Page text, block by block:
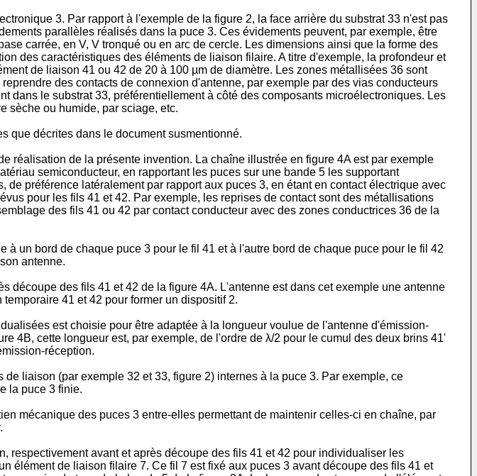
3. Par rapport à l'exemple de la figure 2, la face arrière du substrat 33 n'est pas
parallèles réalisés dans la puce 3. Ces évidements peuvent, par exemple, être
carrée, en V, V tronqué ou en arc de cercle. Les dimensions ainsi que la forme des
des caractéristiques des éléments de liaison filaire. A titre d'exemple, la profondeur et
de liaison 41 ou 42 de 20 à 100 µm de diamètre. Les zones métallisées 36 sont
des contacts de connexion d'antenne, par exemple par des vias conducteurs
dans le substrat 33, préférentiellement à côté des composants microélectroniques. Les
sèche ou humide, par sciage, etc.
que décrites dans le document susmentionné.
réalisation de la présente invention. La chaîne illustrée en figure 4A est par exemple
semiconducteur, en rapportant les puces sur une bande 5 les supportant
préférence latéralement par rapport aux puces 3, en étant en contact électrique avec
pour les fils 41 et 42. Par exemple, les reprises de contact sont des métallisations
des fils 41 ou 42 par contact conducteur avec des zones conductrices 36 de la
un bord de chaque puce 3 pour le fil 41 et à l'autre bord de chaque puce pour le fil 42
antenne.
découpe des fils 41 et 42 de la figure 4A. L'antenne est dans cet exemple une antenne
41 et 42 pour former un dispositif 2.
est choisie pour être adaptée à la longueur voulue de l'antenne d'émission-
4B, cette longueur est, par exemple, de l'ordre de λ/2 pour le cumul des deux brins 41'
réception.
liaison (par exemple 32 et 33, figure 2) internes à la puce 3. Par exemple, ce
la puce 3 finie.
mécanique des puces 3 entre-elles permettant de maintenir celles-ci en chaîne, par
respectivement avant et après découpe des fils 41 et 42 pour individualiser les
élément de liaison filaire 7. Ce fil 7 est fixé aux puces 3 avant découpe des fils 41 et